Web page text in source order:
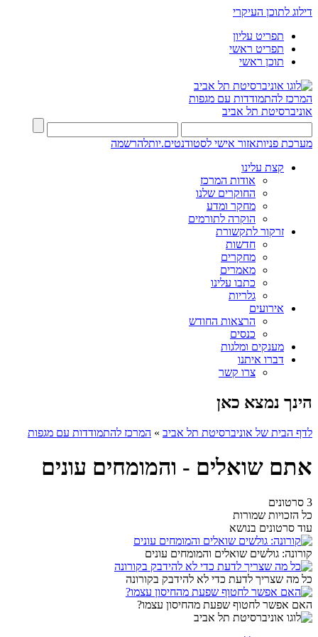
דילוג לתוכן העיקרי
תפריט עליון
תפריט ראשי
תוכן ראשי
המרכז להתמודדות עם מגפות
אוניברסיטת תל אביב
מערכת פניותאזור אישי לסטודנטים.יותלהרשמה
קצת עלינו
אודות המרכז
החוקרים שלנו
מחקר ומדע
הוקרה לתורמים
זרקור לתקשורת
חדשות
מחקרים
מאמרים
כתבו עלינו
גלריות
אירועים
הרצאות החודש
כנסים
מענקים ומלגות
דברו איתנו
צרו קשר
הינך נמצא כאן
לדף הבית של אוניברסיטת תל אביב » המרכז להתמודדות עם מגפות
אתם שואלים - והמומחים עונים
3 סרטונים
כל הזכויות שמורות
עוד סרטונים בנושא
קורונה: גולשים שואלים והמומחים עונים
כל מה שצריך לדעת כדי לא להידבק בקורונה
האם אפשר לחטוף שפעת מהחיסון עצמו?